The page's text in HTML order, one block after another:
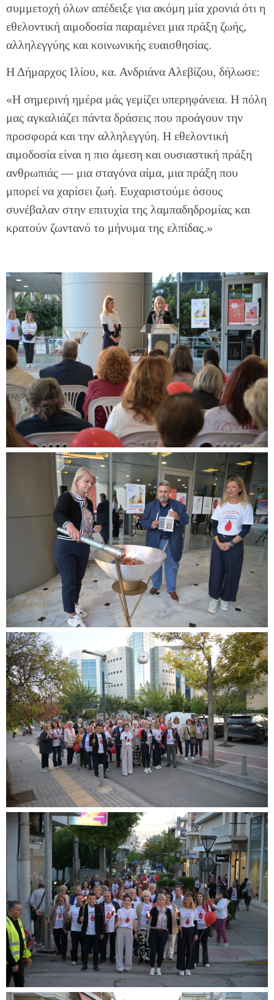
συμμετοχή όλων απέδειξε για ακόμη μία χρονιά ότι η
εθελοντική αιμοδοσία παραμένει μια πράξη ζωής,
αλληλεγγύης και κοινωνικής ευαισθησίας.
Η Δήμαρχος Ιλίου, κα. Ανδριάνα Αλεβίζου, δήλωσε:
«Η σημερινή ημέρα μάς γεμίζει υπερηφάνεια. Η πόλη
μας αγκαλιάζει πάντα δράσεις που προάγουν την
προσφορά και την αλληλεγγύη. Η εθελοντική
αιμοδοσία είναι η πιο άμεση και ουσιαστική πράξη
ανθρωπιάς — μια σταγόνα αίμα, μια πράξη που
μπορεί να χαρίσει ζωή. Ευχαριστούμε όσους
συνέβαλαν στην επιτυχία της λαμπαδηδρομίας και
κρατούν ζωντανό το μήνυμα της ελπίδας.»